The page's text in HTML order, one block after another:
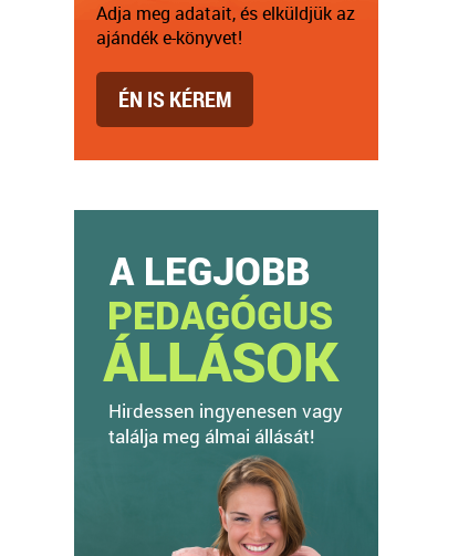
Adja meg adatait, és elküldjük az
ajándék e-könyvet!
ÉN IS KÉREM